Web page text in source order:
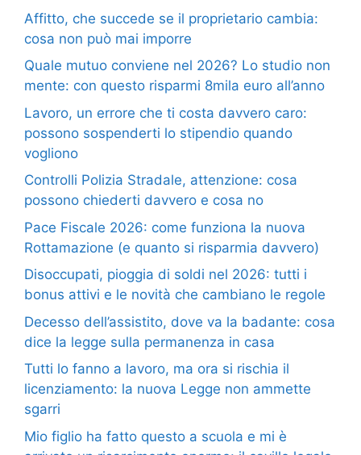
Affitto, che succede se il proprietario cambia:
cosa non può mai imporre
Quale mutuo conviene nel 2026? Lo studio non
mente: con questo risparmi 8mila euro all’anno
Lavoro, un errore che ti costa davvero caro:
possono sospenderti lo stipendio quando
vogliono
Controlli Polizia Stradale, attenzione: cosa
possono chiederti davvero e cosa no
Pace Fiscale 2026: come funziona la nuova
Rottamazione (e quanto si risparmia davvero)
Disoccupati, pioggia di soldi nel 2026: tutti i
bonus attivi e le novità che cambiano le regole
Decesso dell’assistito, dove va la badante: cosa
dice la legge sulla permanenza in casa
Tutti lo fanno a lavoro, ma ora si rischia il
licenziamento: la nuova Legge non ammette
sgarri
Mio figlio ha fatto questo a scuola e mi è